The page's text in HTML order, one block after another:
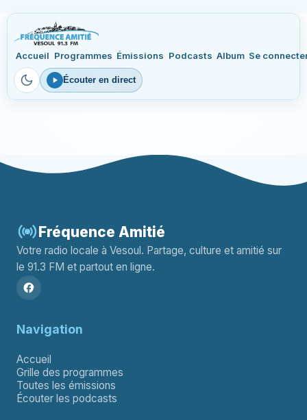
Accueil Programmes Émissions Podcasts Album Se
Écouter en direct
Fréquence Amitié
Votre radio locale à Vesoul. Partage, culture et amitié sur
le 91.3 FM et partout en ligne.
Navigation
Accueil
Grille des programmes
Toutes les émissions
Écouter les podcasts